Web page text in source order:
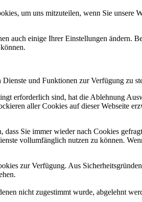
um uns mitzuteilen, wenn Sie unsere
auch einige Ihrer Einstellungen ändern.
und Funktionen zur Verfügung zu
erforderlich sind, hat die Ablehnung
aller Cookies auf dieser Webseite
Sie immer wieder nach Cookies
vollumfänglich nutzen zu können.
zur Verfügung. Aus
nicht zugestimmt wurde, abgelehnt